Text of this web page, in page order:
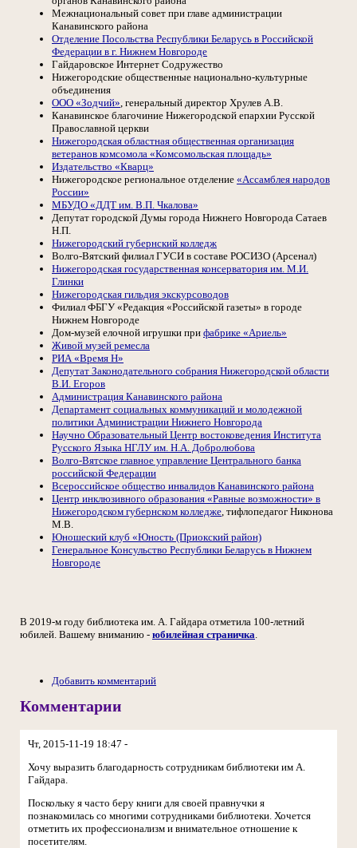
Межнациональный совет при главе администрации
Канавинского района
Отделение Посольства Республики Беларусь в Российской
Федерации в г. Нижнем Новгороде
Гайдаровское Интернет Содружество
Нижегородские общественные национально-культурные
объединения
ООО «Зодчий» , генеральный директор Хрулев А.В.
Канавинское благочиние Нижегородской епархии Русской
Православной церкви
Нижегородская областная общественная организация
ветеранов комсомола «Комсомольская площадь»
Издательство «Кварц»
Нижегородское региональное отделение «Ассамблея народов
России»
МБУДО «ДДТ им. В.П. Чкалова»
Депутат городской Думы города Нижнего Новгорода Сатаев
Н.П.
Нижегородский губернский колледж
Волго-Вятский филиал ГУСИ в составе РОСИЗО (Арсенал)
Нижегородская государственная консерватория им. М.И.
Глинки
Нижегородская гильдия экскурсоводов
Филиал ФБГУ «Редакция «Российской газеты» в городе
Нижнем Новгороде
Дом-музей елочной игрушки при фабрике «Ариель»
Живой музей ремесла
РИА «Время Н»
Депутат Законодательного собрания Нижегородской области
В.И. Егоров
Администрация Канавинского района
Департамент социальных коммуникаций и молодежной
политики Администрации Нижнего Новгорода
Научно Образовательный Центр востоковедения Института
Русского Языка НГЛУ им. Н.А. Добролюбова
Волго-Вятское главное управление Центрального банка
российской Федерации
Всероссийское общество инвалидов Канавинского района
Центр инклюзивного образования «Равные возможности» в
Нижегородском губернском колледже , тифлопедагог Никонова
М.В.
Юношеский клуб «Юность (Приокский район)
Генеральное Консульство Республики Беларусь в Нижнем
Новгороде
В 2019-м году библиотека им. А. Гайдара отметила 100-летний
юбилей. Вашему вниманию - юбилейная страничка
Добавить комментарий
Комментарии
Чт, 2015-11-19 18:47 -
Хочу выразить благодарность сотрудникам библиотеки им А.
Гайдара.
Поскольку я часто беру книги для своей правнучки я
познакомилась со многими сотрудниками библиотеки. Хочется
отметить их профессионализм и внимательное отношение к
посетителям.